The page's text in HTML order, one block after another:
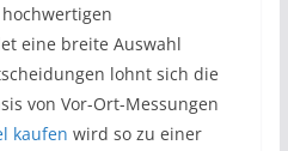
eine breite Auswahl
lohnt sich die
von Vor-Ort-Messungen
kaufen wird so zu einer